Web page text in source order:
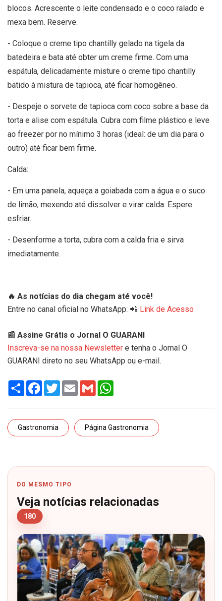
blocos. Acrescente o leite condensado e o coco ralado e
mexa bem. Reserve.
- Coloque o creme tipo chantilly gelado na tigela da
batedeira e bata até obter um creme firme. Com uma
espátula, delicadamente misture o creme tipo chantilly
batido à mistura de tapioca, até ficar homogêneo.
- Despeje o sorvete de tapioca com coco sobre a base da
torta e alise com espátula. Cubra com filme plástico e leve
ao freezer por no mínimo 3 horas (ideal: de um dia para o
outro) até ficar bem firme.
Calda:
- Em uma panela, aqueça a goiabada com a água e o suco
de limão, mexendo até dissolver e virar calda. Espere
esfriar.
- Desenforme a torta, cubra com a calda fria e sirva
imediatamente.
🔥 As notícias do dia chegam até você!
Entre no canal oficial no WhatsApp: 📲 Link de Acesso
📰 Assine Grátis o Jornal O GUARANI
Inscreva-se na nossa Newsletter e tenha o Jornal O
GUARANI direto no seu WhatsApp ou e-mail.
Share Facebook
TwitterEmail Gmail
Gastronomia Página Gastronomia
DO MESMO TIPO
Veja notícias relacionadas
180